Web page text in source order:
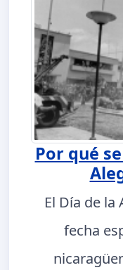
Por qué
El Día de la
fecha